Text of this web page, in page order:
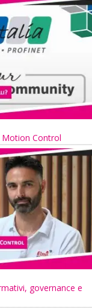
Motion Control
governance e